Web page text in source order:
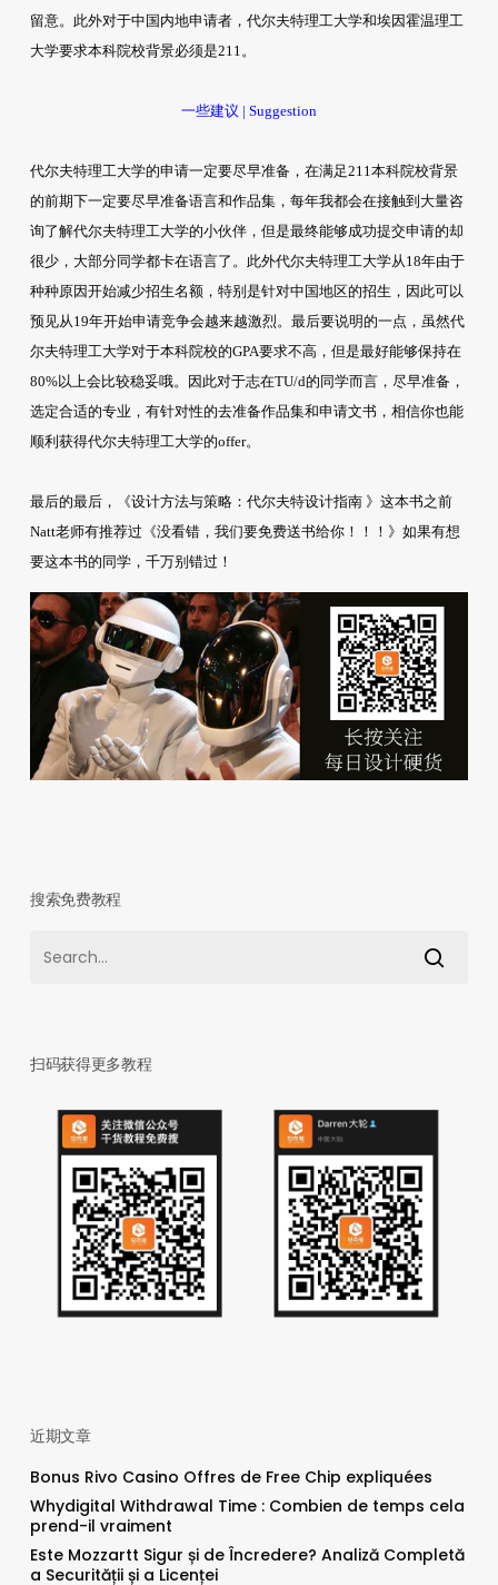
留意。此外对于中国内地申请者，代尔夫特理工大学和埃因霍温理工
大学要求本科院校背景必须是211。
一些建议 | Suggestion
代尔夫特理工大学的申请一定要尽早准备，在满足211本科院校背景
的前期下一定要尽早准备语言和作品集，每年我都会在接触到大量咨
询了解代尔夫特理工大学的小伙伴，但是最终能够成功提交申请的却
很少，大部分同学都卡在语言了。此外代尔夫特理工大学从18年由于
种种原因开始减少招生名额，特别是针对中国地区的招生，因此可以
预见从19年开始申请竞争会越来越激烈。最后要说明的一点，虽然代
尔夫特理工大学对于本科院校的GPA要求不高，但是最好能够保持在
80%以上会比较稳妥哦。因此对于志在TU/d的同学而言，尽早准备，
选定合适的专业，有针对性的去准备作品集和申请文书，相信你也能
顺利获得代尔夫特理工大学的offer。
最后的最后，《设计方法与策略：代尔夫特设计指南 》这本书之前
Natt老师有推荐过《没看错，我们要免费送书给你！！！》如果有想
要这本书的同学，千万别错过！
搜索免费教程
扫码获得更多教程
近期文章
Bonus Rivo Casino Offres de Free Chip expliquées
Whydigital Withdrawal Time : Combien de temps cela
prend-il vraiment
Este Mozzartt Sigur și de Încredere? Analiză Completă
a Securității și a Licenței